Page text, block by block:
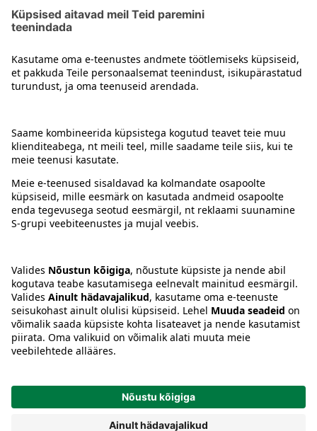
Pehmed mänguasjad
Juhised
Tingimused
Keel:ETENRU